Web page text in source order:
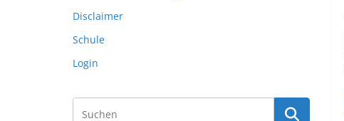
Disclaimer
Schule
Login